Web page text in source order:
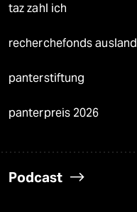
taz zahl ich
recherchefonds ausland
panterstiftung
panterpreis 2026
Podcast